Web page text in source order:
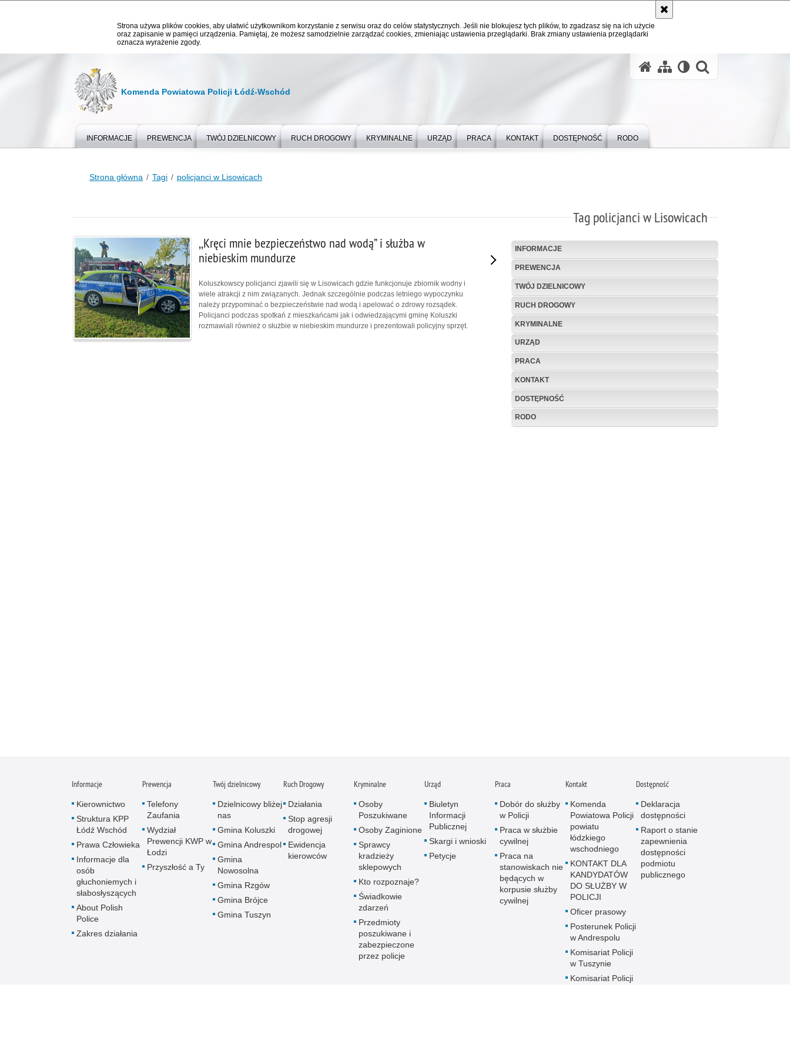
Strona używa plików cookies, aby ułatwić użytkownikom korzystanie z serwisu oraz do celów statystycznych. Jeśli nie blokujesz tych plików, to zgadzasz się na ich użycie
oraz zapisanie w pamięci urządzenia. Pamiętaj, że możesz samodzielnie zarządzać cookies, zmieniając ustawienia przeglądarki. Brak zmiany ustawienia przeglądarki
oznacza wyrażenie zgody.
Komenda Powiatowa Policji Łódź-Wschód
INFORMACJE PREWENCJA TWÓJ DZIELNICOWY RUCH DROGOWY KRYMINALNE URZĄD PRACA KONTAKT DOSTĘPNOŚĆ RODO
Strona główna Tagi policjanci w Lisowicach
Tag policjanci w Lisowicach
INFORMACJE
PREWENCJA
TWÓJ DZIELNICOWY
RUCH DROGOWY
KRYMINALNE
URZĄD
PRACA
KONTAKT
DOSTĘPNOŚĆ
RODO
,,Kręci mnie bezpieczeństwo nad wodą” i służba w
niebieskim mundurze
Koluszkowscy policjanci zjawili się w Lisowicach gdzie funkcjonuje zbiornik wodny i
wiele atrakcji z nim związanych. Jednak szczególnie podczas letniego wypoczynku
należy przypominać o bezpieczeństwie nad wodą i apelować o zdrowy rozsądek.
Policjanci podczas spotkań z mieszkańcami jak i odwiedzającymi gminę Koluszki
rozmawiali również o służbie w niebieskim mundurze i prezentowali policyjny sprzęt.
Informacje
Kierownictwo
Struktura KPP
Łódź Wschód
Prawa Człowieka
Informacje dla
osób
głuchoniemych i
słabosłyszących
About Polish
Police
Zakres działania
Prewencja
Telefony
Zaufania
Wydział
Prewencji KWP w
Łodzi
Przyszłość a Ty
Twój dzielnicowy
Dzielnicowy bliżej
nas
Gmina Koluszki
Gmina Andrespol
Gmina
Nowosolna
Gmina Rzgów
Gmina Brójce
Gmina Tuszyn
Ruch Drogowy
Działania
Stop agresji
drogowej
Ewidencja
kierowców
Kryminalne
Osoby
Poszukiwane
Osoby Zaginione
Sprawcy
kradzieży
sklepowych
Kto rozpoznaje?
Świadkowie
zdarzeń
Przedmioty
poszukiwane i
zabezpieczone
przez policje
Urząd
Biuletyn
Informacji
Publicznej
Skargi i wnioski
Petycje
Praca
Dobór do służby
w Policji
Praca w służbie
cywilnej
Praca na
stanowiskach nie
będących w
korpusie służby
cywilnej
Kontakt
Komenda
Powiatowa Policji
powiatu
łódzkiego
wschodniego
KONTAKT DLA
KANDYDATÓW
DO SŁUŻBY W
POLICJI
Oficer prasowy
Posterunek Policji
w Andrespolu
Komisariat Policji
w Tuszynie
Komisariat Policji
Dostępność
Deklaracja
dostępności
Raport o stanie
zapewnienia
dostępności
podmiotu
publicznego